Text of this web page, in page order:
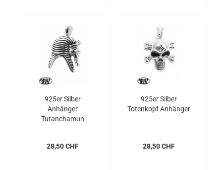
925er Silber
Anhänger
Tutanchamun
28,50 CHF
925er Silber
Totenkopf Anhänger
28,50 CHF